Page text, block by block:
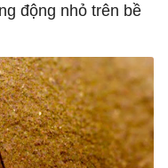
động nhỏ trên bề